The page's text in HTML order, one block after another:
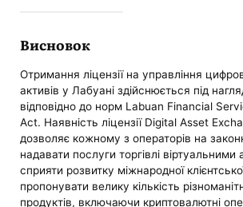
Висновок
Отримання ліцензії на управління
активів у Лабуані здійснюється під
відповідно до норм Labuan Financial
Act. Наявність ліцензії Digital Asset
дозволяє кожному з операторів на
надавати послуги торгівлі віртуальними
сприяти розвитку міжнародної
пропонувати велику кількість
продуктів, включаючи криптовалютні